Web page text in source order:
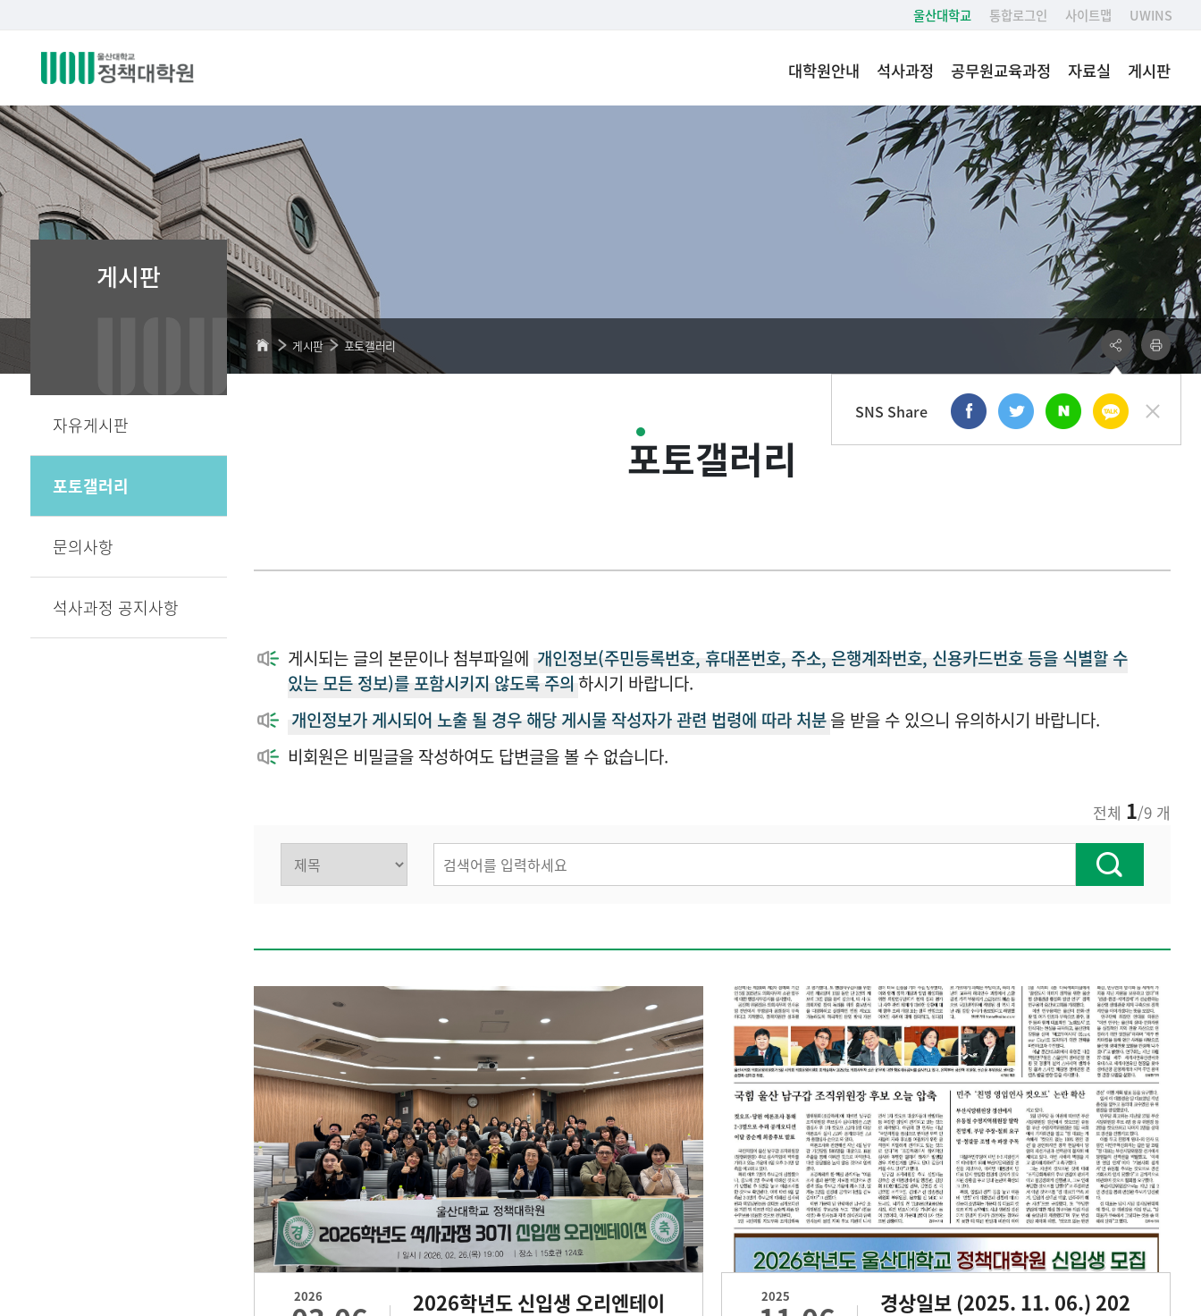
울산대학교 통합로그인 사이트맵 UWINS
대학원안내 석사과정 공무원교육과정 자료실 게시판
게시판 포토갤러리
SNS Share
게시판
자유게시판
포토갤러리
문의사항
석사과정 공지사항
포토갤러리
게시되는 글의 본문이나 첨부파일에 개인정보(주민등록번호, 휴대폰번호, 주소, 은행계좌번호, 신용카드번호 등을 식별할 수
있는 모든 정보)를 포함시키지 않도록 주의 하시기 바랍니다.
개인정보가 게시되어 노출 될 경우 해당 게시물 작성자가 관련 법령에 따라 처분을 받을 수 있으니 유의하시기 바랍니다.
비회원은 비밀글을 작성하여도 답변글을 볼 수 없습니다.
전체 1/9 개
2026
2026학년도 신입생 오리엔테이
2025
경상일보 (2025. 11. 06.) 202